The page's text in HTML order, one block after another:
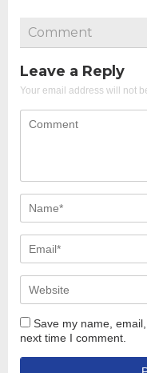
Comment
Leave a Reply
Your email address will not
Save my name,
next time I comment.